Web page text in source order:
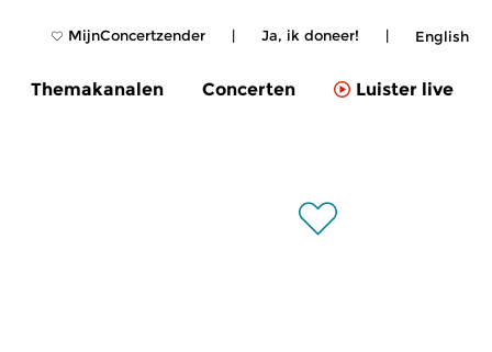
MijnConcertzender | Ja, ik doneer! | English
Themakanalen Concerten Luister live